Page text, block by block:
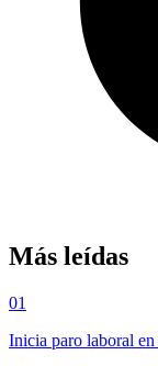
Más leídas
01
Inicia paro laboral